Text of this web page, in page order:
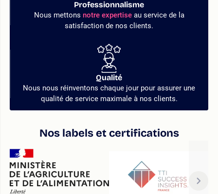
Professionnalisme
Nous mettons notre expertiseau service de la
satisfaction de nos clients.
Qualité
Nous nous réinventons chaque jour pour assurer une
qualité de service maximale à nos clients.
Nos labels et certifications